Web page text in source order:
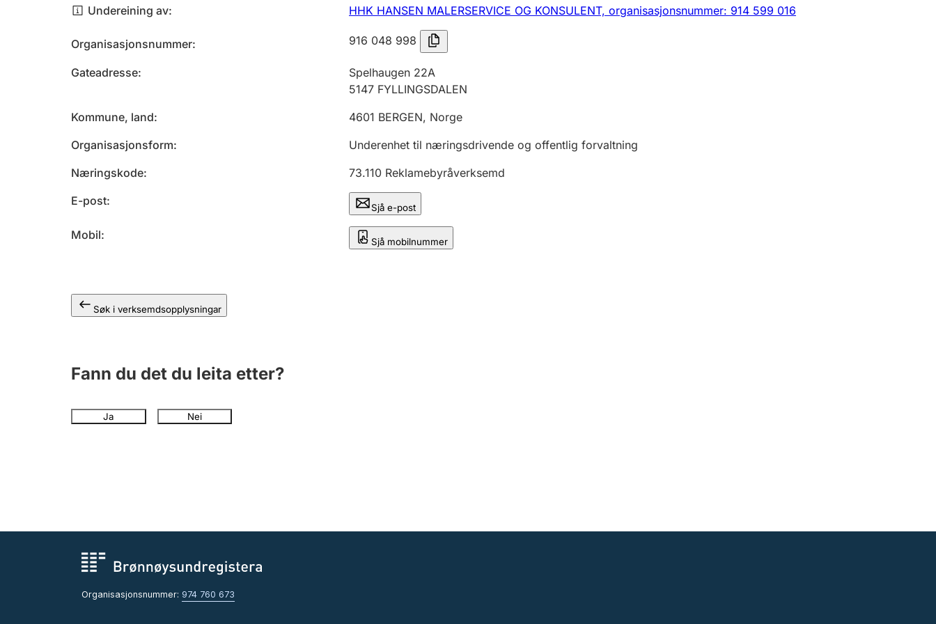
Undereining av HHK HANSEN MALERSERVICE OG KONSULENT, organisasjonsnummer: 914 599 016
Organisasjonsnummer 916 048 998
Gateadresse
Spelhaugen 22A
5147 FYLLINGSDALEN
Kommune, land
4601 BERGEN, Norge
Organisasjonsform
Underenhet til næringsdrivende og offentlig forvaltning
Næringskode
73.110 Reklamebyråverksemd
E-post
Sjå e-post
Mobil Sjå mobilnummer
Søk i verksemdsopplysningar
Fann du det du leita etter?
Ja Nei
Organisasjonsnummer: 974 760 673